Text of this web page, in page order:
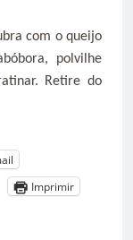
com o queijo
polvilhe
Retire do
Imprimir